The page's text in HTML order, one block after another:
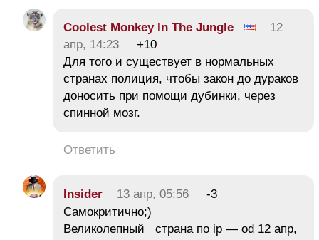
Coolest Monkey In The Jungle
12
апр, 14:23
+10
Для того и существует в нормальных
странах полиция, чтобы закон до дураков
доносить при помощи дубинки, через
спинной мозг.
Ответить
Insider 13 апр, 05:56
-3
Самокритично;)
Великолепный страна по ip — od 12 апр,